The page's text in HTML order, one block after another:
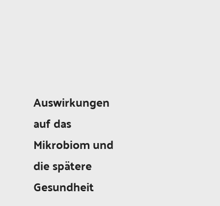
Auswirkungen
auf das
Mikrobiom und
die spätere
Gesundheit